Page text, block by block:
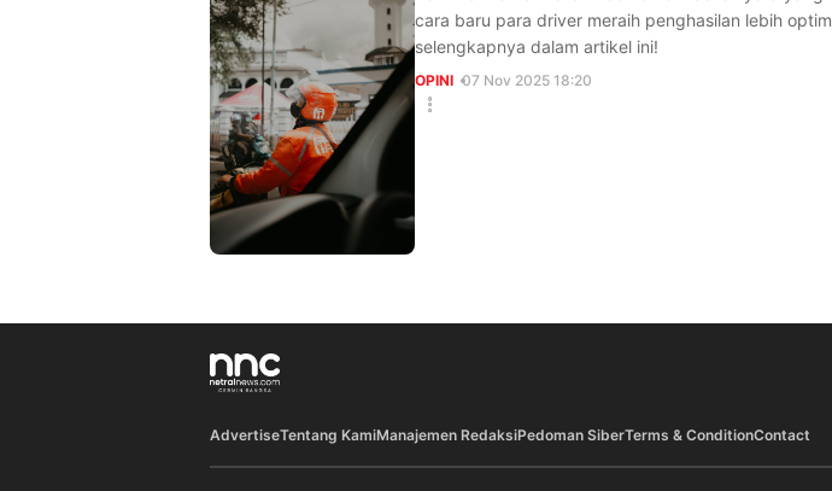
cara baru para driver meraih penghasilan lebih
selengkapnya dalam artikel ini!
OPINI 07 Nov 2025 18:20
AdvertiseTentang KamiManajemen RedaksiPedoman SiberTerms & ConditionContact